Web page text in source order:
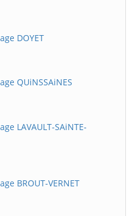
DOYET
QUiNSSAiNES
LAVAULT-SAiNTE-
BROUT-VERNET